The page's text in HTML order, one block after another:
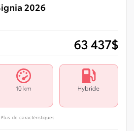
2026
63 437$
10 km Hybride
Plus de caractéristiques